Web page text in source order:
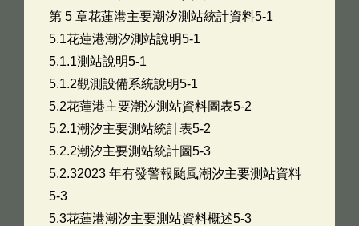
第 5 章花蓮港主要潮汐測站統計資料5-1
5.1花蓮港潮汐測站說明5-1
5.1.1測站說明5-1
5.1.2觀測設備系統說明5-1
5.2花蓮港主要潮汐測站資料圖表5-2
5.2.1潮汐主要測站統計表5-2
5.2.2潮汐主要測站統計圖5-3
5.2.32023 年有發警報颱風潮汐主要測站資料
5-3
5.3花蓮港潮汐主要測站資料概述5-3